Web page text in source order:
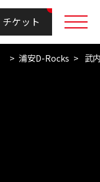
チケット
浦安D-Rocks 武